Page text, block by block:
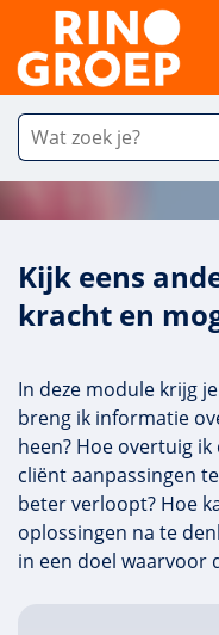
Kijk eens
kracht en
In deze module krijg
breng ik informatie
heen? Hoe overtuig
cliënt aanpassingen
beter verloopt? Hoe
oplossingen na te
in een doel waarvoor